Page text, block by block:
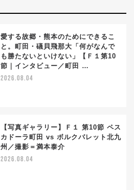
愛する故郷・熊本のためにできるこ
と。町田・礒貝飛那大「何がなんで
も勝たないといけない」【Ｆ１第10
節｜インタビュー／町田 …
2026.08.04
【写真ギャラリー】Ｆ１ 第10節 ペス
カドーラ町田 vs ボルクバレット北九
州／撮影＝満本泰介
2026.08.04